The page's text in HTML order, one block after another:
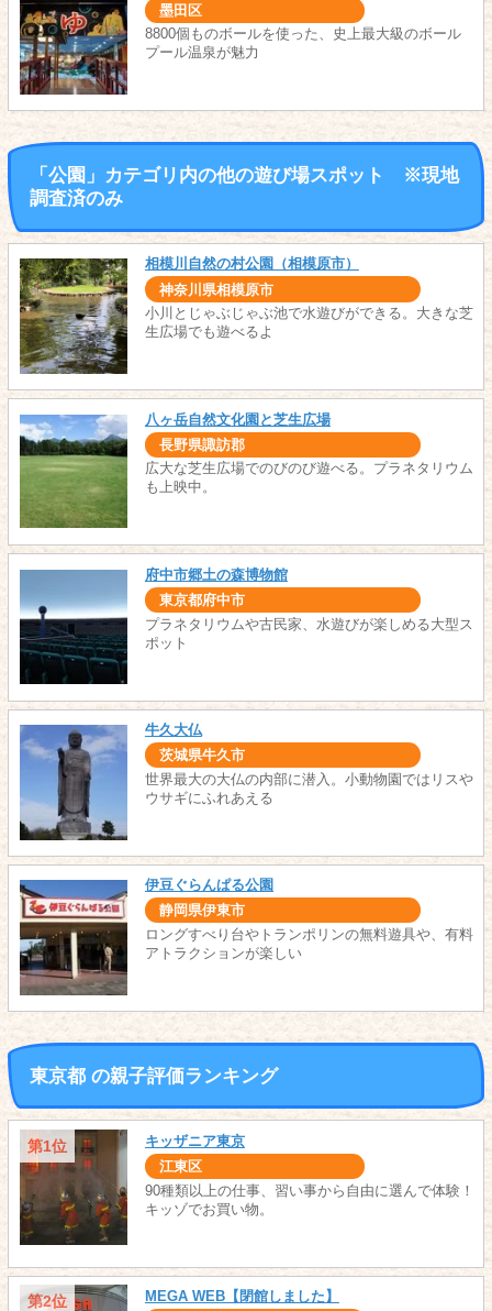
墨田区
8800個ものボールを使った、史上最大級のボール
プール温泉が魅力
「公園」カテゴリ内の他の遊び場スポット ※現地
調査済のみ
相模川自然の村公園（相模原市）
神奈川県相模原市
小川とじゃぶじゃぶ池で水遊びができる。大きな芝
生広場でも遊べるよ
八ヶ岳自然文化園と芝生広場
長野県諏訪郡
広大な芝生広場でのびのび遊べる。プラネタリウム
も上映中。
府中市郷土の森博物館
東京都府中市
プラネタリウムや古民家、水遊びが楽しめる大型ス
ポット
牛久大仏
茨城県牛久市
世界最大の大仏の内部に潜入。小動物園ではリスや
ウサギにふれあえる
伊豆ぐらんぱる公園
静岡県伊東市
ロングすべり台やトランポリンの無料遊具や、有料
アトラクションが楽しい
東京都 の親子評価ランキング
第1位 キッザニア東京
江東区
90種類以上の仕事、習い事から自由に選んで体験！
キッゾでお買い物。
第2位 MEGA WEB【閉館しました】